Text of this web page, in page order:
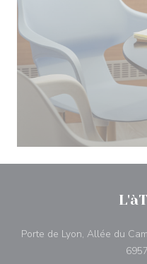
Porte de Lyon, Allée du